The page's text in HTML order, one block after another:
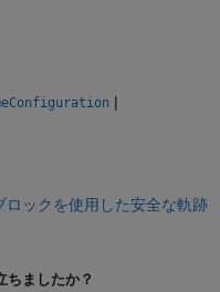
|
ロックを使用した安全な軌跡
ちましたか？